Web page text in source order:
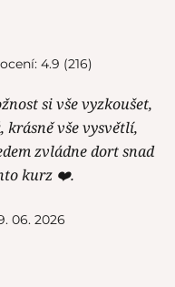
4.9 (216)
si vše vyzkoušet,
krásně vše vysvětlí,
zvládne dort snad
kurz ❤️.
06. 2026